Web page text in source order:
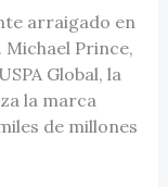
arraigado en
Prince,
Global, la
la marca
de millones